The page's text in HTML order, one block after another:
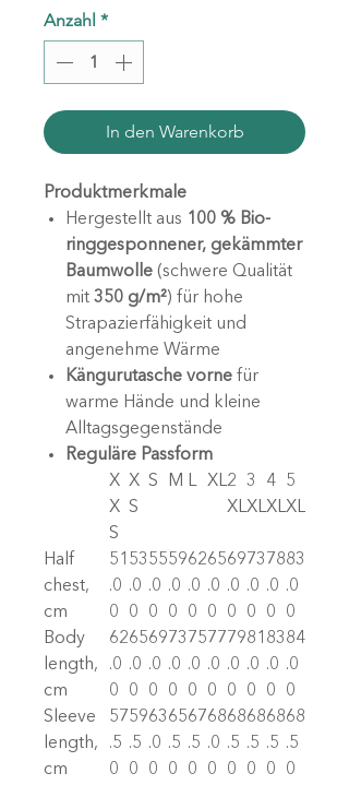
Anzahl *
In den Warenkorb
Produktmerkmale
Hergestellt aus 100 % Bio-
ringgesponnener, gekämmter
Baumwolle (schwere Qualität
mit 350 g/m²) für hohe
Strapazierfähigkeit und
angenehme Wärme
Kängurutasche vorne für
warme Hände und kleine
Alltagsgegenstände
Reguläre Passform
X
X
S
X
S
S M L XL2
XL
3
XL
4
XL
5
XL
Half
chest,
cm
51
.0
0
53
.0
0
55
.0
0
59
.0
0
62
.0
0
65
.0
0
69
.0
0
73
.0
0
78
.0
0
83
.0
0
Body
length,
cm
62
.0
0
65
.0
0
69
.0
0
73
.0
0
75
.0
0
77
.0
0
79
.0
0
81
.0
0
83
.0
0
84
.0
0
Sleeve
length,
cm
57
.5
0
59
.5
0
63
.0
0
65
.5
0
67
.5
0
68
.0
0
68
.5
0
68
.5
0
68
.5
0
68
.5
0